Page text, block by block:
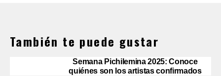
También te puede gustar
Semana Pichilemina 2025: Conoce
quiénes son los artistas confirmados